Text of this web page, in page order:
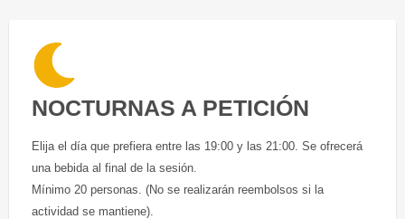
NOCTURNAS A PETICIÓN
Elija el día que prefiera entre las 19:00 y las 21:00. Se ofrecerá
una bebida al final de la sesión.
Mínimo 20 personas. (No se realizarán reembolsos si la
actividad se mantiene).